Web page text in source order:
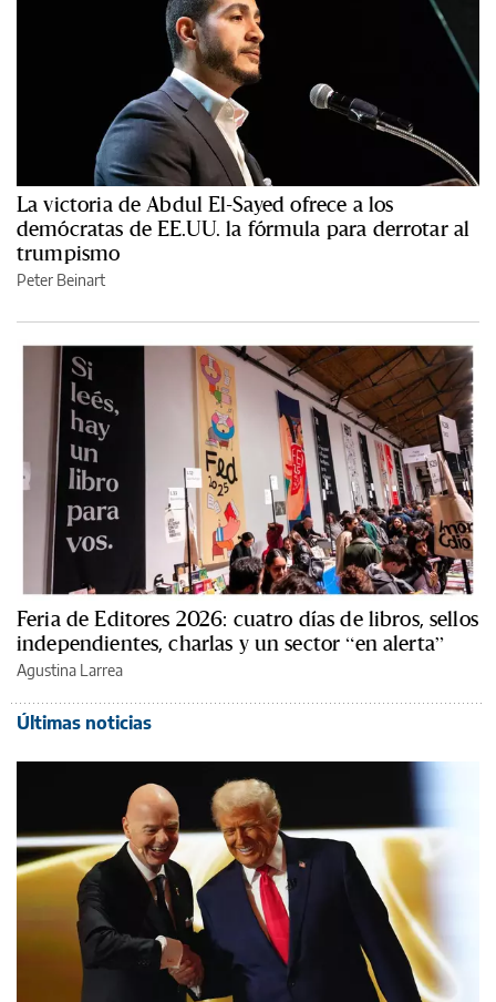
La victoria de Abdul El-Sayed ofrece a los
demócratas de EE.UU. la fórmula para derrotar al
trumpismo
Peter Beinart
Feria de Editores 2026: cuatro días de libros, sellos
independientes, charlas y un sector “en alerta”
Agustina Larrea
Últimas noticias